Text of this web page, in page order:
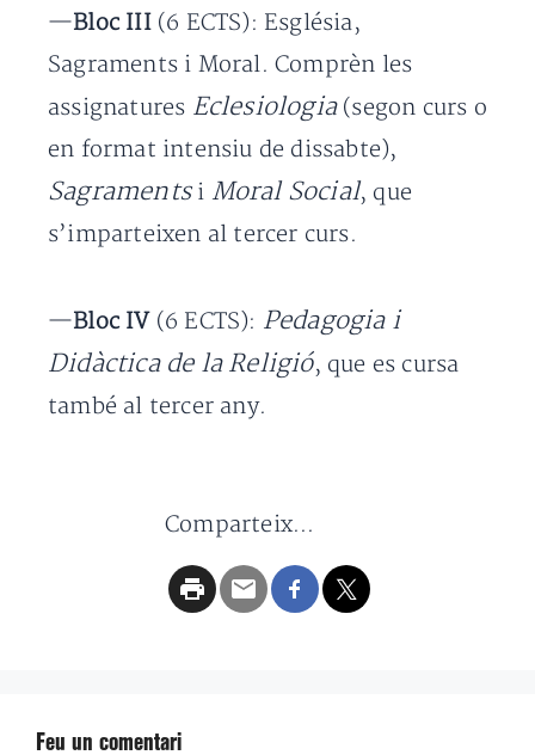
—Bloc III(6 ECTS): Església,
Sagraments i Moral. Comprèn les
assignatures Eclesiologia(segon curs o
en format intensiu de dissabte),
Sagramentsi Moral Social, que
s’imparteixen al tercer curs.
—Bloc IV(6 ECTS): Pedagogia i
Didàctica de la Religió, que es cursa
també al tercer any.
Comparteix...
Feu un comentari